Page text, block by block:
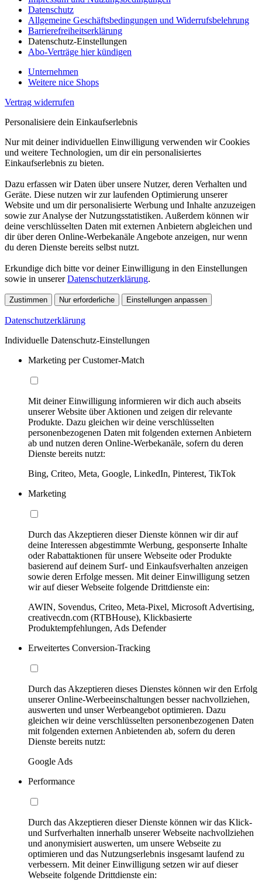
Datenschutz
Allgemeine Geschäftsbedingungen und Widerrufsbelehrung
Barrierefreiheitserklärung
Datenschutz-Einstellungen
Abo-Verträge hier kündigen
Unternehmen
Weitere nice Shops
Vertrag widerrufen
Personalisiere dein Einkaufserlebnis
Nur mit deiner individuellen Einwilligung verwenden wir Cookies
und weitere Technologien, um dir ein personalisiertes
Einkaufserlebnis zu bieten.
Dazu erfassen wir Daten über unsere Nutzer, deren Verhalten und
Geräte. Diese nutzen wir zur laufenden Optimierung unserer
Website und um dir personalisierte Werbung und Inhalte anzuzeigen
sowie zur Analyse der Nutzungsstatistiken. Außerdem können wir
deine verschlüsselten Daten mit externen Anbietern abgleichen und
dir über deren Online-Werbekanäle Angebote anzeigen, nur wenn
du deren Dienste bereits selbst nutzt.
Erkundige dich bitte vor deiner Einwilligung in den Einstellungen
sowie in unsererDatenschutzerklärung.
Zustimmen Nur erforderliche Einstellungen anpassen
Datenschutzerklärung
Individuelle Datenschutz-Einstellungen
Marketing per Customer-Match
Mit deiner Einwilligung informieren wir dich auch abseits
unserer Website über Aktionen und zeigen dir relevante
Produkte. Dazu gleichen wir deine verschlüsselten
personenbezogenen Daten mit folgenden externen Anbietern
ab und nutzen deren Online-Werbekanäle, sofern du deren
Dienste bereits nutzt:
Bing, Criteo, Meta, Google, LinkedIn, Pinterest, TikTok
Marketing
Durch das Akzeptieren dieser Dienste können wir dir auf
deine Interessen abgestimmte Werbung, gesponserte Inhalte
oder Rabattaktionen für unsere Webseite oder Produkte
basierend auf deinem Surf- und Einkaufsverhalten anzeigen
sowie deren Erfolge messen. Mit deiner Einwilligung setzen
wir auf dieser Webseite folgende Drittdienste ein:
AWIN, Sovendus, Criteo, Meta-Pixel, Microsoft Advertising,
creativecdn.com (RTBHouse), Klickbasierte
Produktempfehlungen, Ads Defender
Erweitertes Conversion-Tracking
Durch das Akzeptieren dieses Dienstes können wir den Erfolg
unserer Online-Werbeeinschaltungen besser nachvollziehen,
auswerten und unser Werbeangebot optimieren. Dazu
gleichen wir deine verschlüsselten personenbezogenen Daten
mit folgenden externen Anbietenden ab, sofern du deren
Dienste bereits nutzt:
Google Ads
Performance
Durch das Akzeptieren dieser Dienste können wir das Klick-
und Surfverhalten innerhalb unserer Webseite nachvollziehen
und anonymisiert auswerten, um unsere Webseite zu
optimieren und das Nutzungserlebnis insgesamt laufend zu
verbessern. Mit deiner Einwilligung setzen wir auf dieser
Webseite folgende Drittdienste ein: